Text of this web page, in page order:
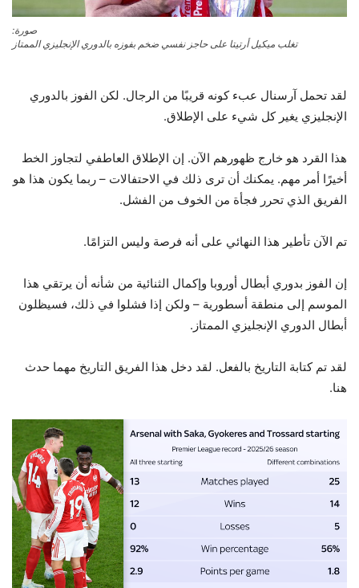
صورة:
تغلب ميكيل أرتيتا على حاجز نفسي ضخم بفوزه بالدوري الإنجليزي الممتاز
لقد تحمل آرسنال عبء كونه قريبًا من الرجال. لكن الفوز بالدوري
الإنجليزي يغير كل شيء على الإطلاق.
هذا القرد هو خارج ظهورهم الآن. إن الإطلاق العاطفي لتجاوز الخط
أخيرًا أمر مهم. يمكنك أن ترى ذلك في الاحتفالات – ربما يكون هذا هو
الفريق الذي تحرر فجأة من الخوف من الفشل.
تم الآن تأطير هذا النهائي على أنه فرصة وليس التزامًا.
إن الفوز بدوري أبطال أوروبا وإكمال الثنائية من شأنه أن يرتقي هذا
الموسم إلى منطقة أسطورية – ولكن إذا فشلوا في ذلك، فسيظلون
أبطال الدوري الإنجليزي الممتاز.
لقد تم كتابة التاريخ بالفعل. لقد دخل هذا الفريق التاريخ مهما حدث
هنا.